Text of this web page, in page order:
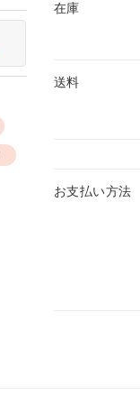
在庫
送料
お支払い方法